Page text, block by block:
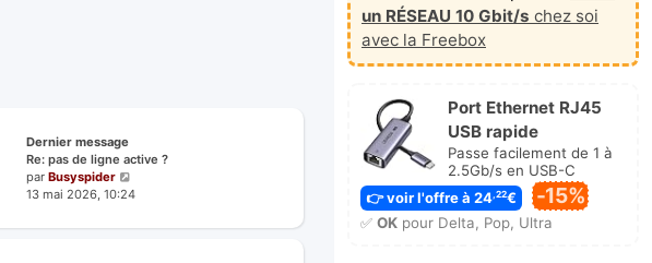
Dernier message
Re: pas de ligne active ?
par Busyspider
le
message
13 mai 2026, 10:24
un RÉSEAU 10 Gbit/s chez soi
avec la Freebox
Port Ethernet RJ45
USB rapide
Passe facilement de 1 à
2.5Gb/s en USB-C
👉 voir l'offre à 24,22€ -15%
✅ OKpour Delta, Pop, Ultra